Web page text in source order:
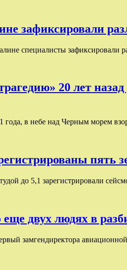
зафиксировали
специалисты зафиксировали
20 лет
года, в небе над Черным морем
пять
до 5,1 зарегистрировали
еще двух людях в
замгендиректора